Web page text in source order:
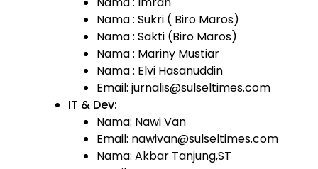
Nama : Sukri ( Biro Maros)
Nama : Sakti (Biro Maros)
Nama : Mariny Mustiar
Nama : Elvi Hasanuddin
Email: jurnalis@sulseltimes.com
IT & Dev:
Nama: Nawi Van
Email: nawivan@sulseltimes.com
Nama: Akbar Tanjung,ST